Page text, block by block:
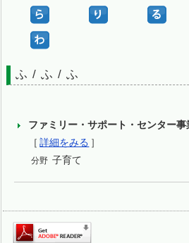
ふ / ふ / ふ
ファミリー・サポート・センター
［ 詳細をみる ］
分野 子育て